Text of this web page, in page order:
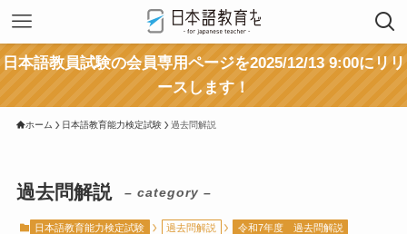
日本語教員試験の会員専用ページを2025/12/13 9:00にリリ
ースします！
ホーム 日本語教育能力検定試験 過去問解説
過去問解説 – category –
日本語教育能力検定試験 過去問解説
令和7年度 過去問解説